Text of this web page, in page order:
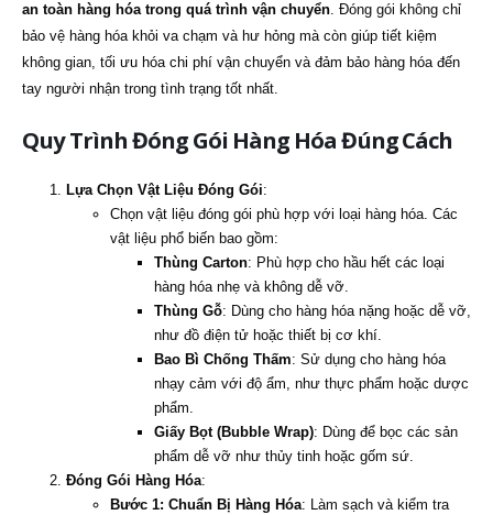
an toàn hàng hóa trong quá trình vận chuyển. Đóng gói không chỉ
bảo vệ hàng hóa khỏi va chạm và hư hỏng mà còn giúp tiết kiệm
không gian, tối ưu hóa chi phí vận chuyển và đảm bảo hàng hóa đến
tay người nhận trong tình trạng tốt nhất.
Quy Trình Đóng Gói Hàng Hóa Đúng Cách
Lựa Chọn Vật Liệu Đóng Gói:
Chọn vật liệu đóng gói phù hợp với loại hàng hóa. Các
vật liệu phổ biến bao gồm:
Thùng Carton: Phù hợp cho hầu hết các loại
hàng hóa nhẹ và không dễ vỡ.
Thùng Gỗ: Dùng cho hàng hóa nặng hoặc dễ vỡ,
như đồ điện tử hoặc thiết bị cơ khí.
Bao Bì Chống Thấm: Sử dụng cho hàng hóa
nhạy cảm với độ ẩm, như thực phẩm hoặc dược
phẩm.
Giấy Bọt (Bubble Wrap): Dùng để bọc các sản
phẩm dễ vỡ như thủy tinh hoặc gốm sứ.
Đóng Gói Hàng Hóa:
Bước 1: Chuẩn Bị Hàng Hóa: Làm sạch và kiểm tra